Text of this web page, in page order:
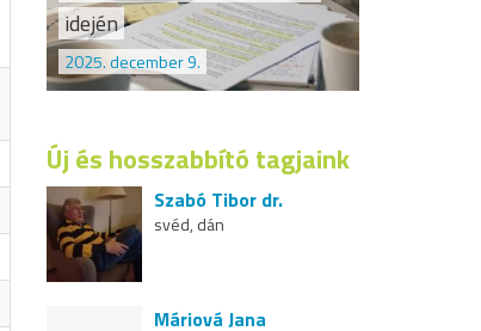
idején
2025. december 9.
Új és hosszabbító tagjaink
Szabó Tibor dr.
svéd, dán
Máriová Jana